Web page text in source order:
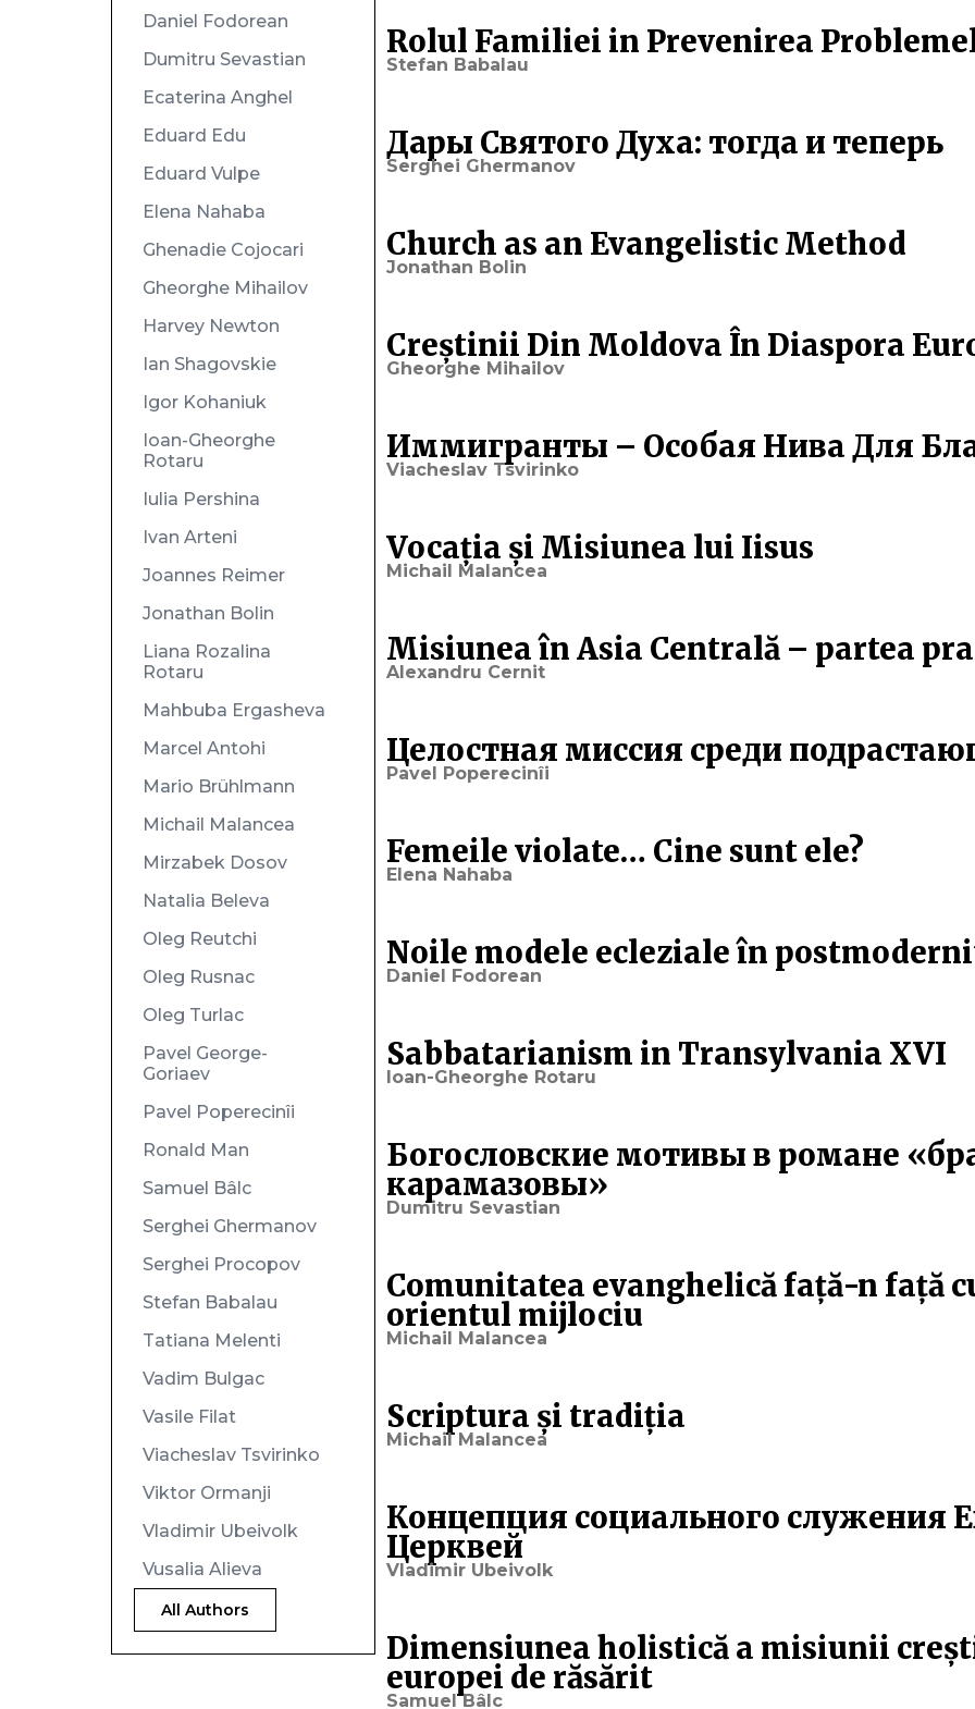
Daniel Fodorean
Dumitru Sevastian
Ecaterina Anghel
Eduard Edu
Eduard Vulpe
Elena Nahaba
Ghenadie Cojocari
Gheorghe Mihailov
Harvey Newton
Ian Shagovskie
Igor Kohaniuk
Ioan-Gheorghe
Rotaru
Iulia Pershina
Ivan Arteni
Joannes Reimer
Jonathan Bolin
Liana Rozalina
Rotaru
Mahbuba Ergasheva
Marcel Antohi
Mario Brühlmann
Michail Malancea
Mirzabek Dosov
Natalia Beleva
Oleg Reutchi
Oleg Rusnac
Oleg Turlac
Pavel George-
Goriaev
Pavel Poperecinîi
Ronald Man
Samuel Bâlc
Serghei Ghermanov
Serghei Procopov
Stefan Babalau
Tatiana Melenti
Vadim Bulgac
Vasile Filat
Viacheslav Tsvirinko
Viktor Ormanji
Vladimir Ubeivolk
Vusalia Alieva
All Authors
Rolul Familiei in Prevenirea
Stefan Babalau
Дары Святого Духа: тогда и теперь
Serghei Ghermanov
Church as an Evangelistic Method
Jonathan Bolin
Creștinii Din Moldova În Diaspora
Gheorghe Mihailov
Иммигранты – Особая Нива Для
Viacheslav Tsvirinko
Vocația și Misiunea lui Iisus
Michail Malancea
Misiunea în Asia Centrală – partea
Alexandru Cernit
Целостная миссия среди
Pavel Poperecinîi
Femeile violate… Cine sunt ele?
Elena Nahaba
Noile modele ecleziale în
Daniel Fodorean
Sabbatarianism in Transylvania XVI
Ioan-Gheorghe Rotaru
Богословские мотивы в романе
карамазовы»
Dumitru Sevastian
Comunitatea evanghelică față-n față
orientul mijlociu
Michail Malancea
Scriptura și tradiția
Michail Malancea
Концепция социального служения
Церквей
Vladimir Ubeivolk
Dimensiunea holistică a misiunii
europei de răsărit
Samuel Bâlc